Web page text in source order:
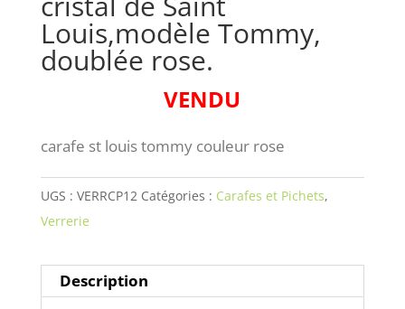
Louis,modèle Tommy,
doublée rose.
VENDU
carafe st louis tommy couleur rose
UGS : VERRCP12 Catégories : Carafes et Pichets,
Verrerie
Description